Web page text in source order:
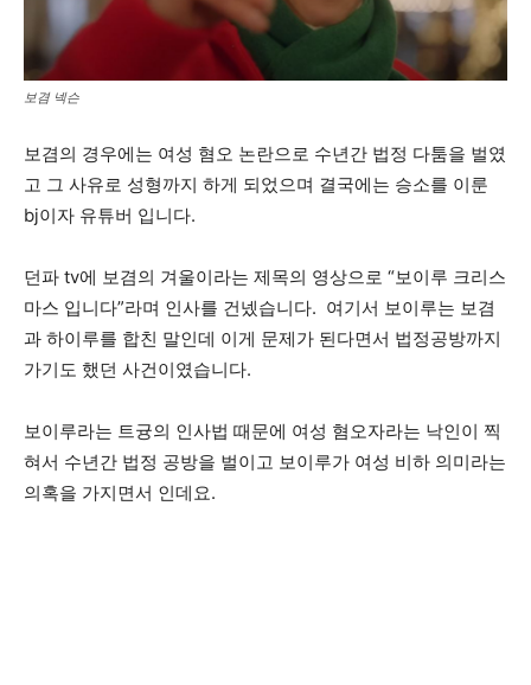
보겸 넥슨
보겸의 경우에는 여성 혐오 논란으로 수년간 법정 다툼을 벌였
고 그 사유로 성형까지 하게 되었으며 결국에는 승소를 이룬
bj이자 유튜버 입니다.
던파 tv에 보겸의 겨울이라는 제목의 영상으로 “보이루 크리스
마스 입니다”라며 인사를 건넸습니다. 여기서 보이루는 보겸
과 하이루를 합친 말인데 이게 문제가 된다면서 법정공방까지
가기도 했던 사건이였습니다.
보이루라는 트귱의 인사법 때문에 여성 혐오자라는 낙인이 찍
혀서 수년간 법정 공방을 벌이고 보이루가 여성 비하 의미라는
의혹을 가지면서 인데요.